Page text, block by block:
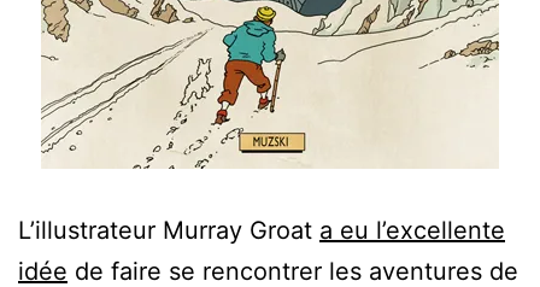
L’illustrateur Murray Groat a eu l’excellente
idée de faire se rencontrer les aventures de